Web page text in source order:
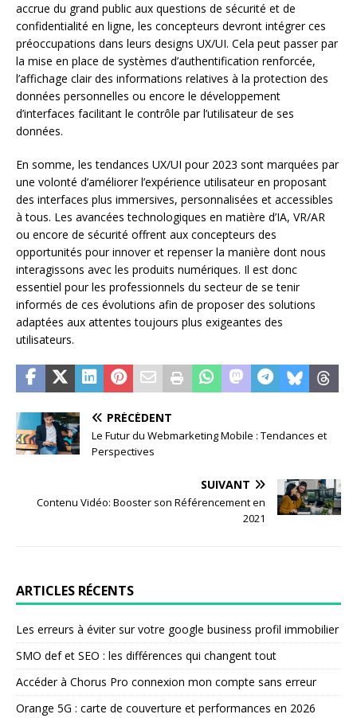
accrue du grand public aux questions de sécurité et de
confidentialité en ligne, les concepteurs devront intégrer ces
préoccupations dans leurs designs UX/UI. Cela peut passer par
la mise en place de systèmes d’authentification renforcée,
l’affichage clair des informations relatives à la protection des
données personnelles ou encore le développement
d’interfaces facilitant le contrôle par l’utilisateur de ses
données.
En somme, les tendances UX/UI pour 2023 sont marquées par
une volonté d’améliorer l’expérience utilisateur en proposant
des interfaces plus immersives, personnalisées et accessibles
à tous. Les avancées technologiques en matière d’IA, VR/AR
ou encore de sécurité offrent aux concepteurs des
opportunités pour innover et repenser la manière dont nous
interagissons avec les produits numériques. Il est donc
essentiel pour les professionnels du secteur de se tenir
informés de ces évolutions afin de proposer des solutions
adaptées aux attentes toujours plus exigeantes des
utilisateurs.
PRÉCÉDENT
Le Futur du Webmarketing Mobile : Tendances et
Perspectives
SUIVANT
Contenu Vidéo: Booster son Référencement en
2021
ARTICLES RÉCENTS
Les erreurs à éviter sur votre google business profil immobilier
SMO def et SEO : les différences qui changent tout
Accéder à Chorus Pro connexion mon compte sans erreur
Orange 5G : carte de couverture et performances en 2026